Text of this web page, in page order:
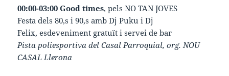
00:00-03:00 Good times, pels NO TAN JOVES
Festa dels 80,s i 90,s amb Dj Puku i Dj
Felix, esdeveniment gratuït i servei de bar
Pista poliesportiva del Casal Parroquial, org. NOU
CASAL Llerona